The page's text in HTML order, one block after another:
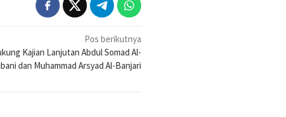
Pos berikutnya
Kajian Lanjutan Abdul Somad Al-
dan Muhammad Arsyad Al-Banjari